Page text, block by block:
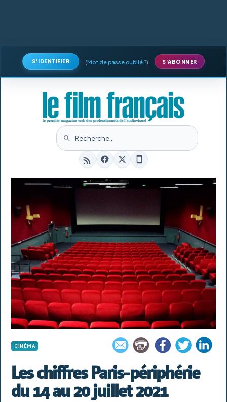
S'IDENTIFIER (Mot de passe oublié ?) S'ABONNER
CINÉMA
Les chiffres Paris-périphérie
du 14 au 20 juillet 2021